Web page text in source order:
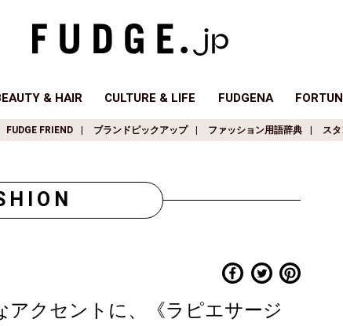
& HAIR CULTURE & LIFE FUDGENA
FUDGE FRIEND ブランドピックアップ ファッション用語辞典 ス
クセントに、《ラピエサージ